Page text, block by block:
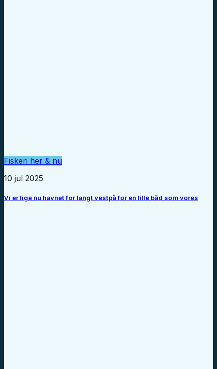
Fiskeri her & nu
10 jul 2025
Vi er lige nu havnet for langt vestpå for en lille båd som vores